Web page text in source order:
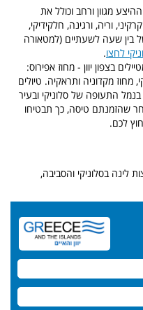
ההיצע מגוון ורחב וכולל את
וריה, ורגינה, חלקידיקי,
בין שעה לשעתיים (למטאורה
לחצו.
בצפון יוון - מחוז אפירוס:
מחוז מקדוניה ותראקיה. טיולים
בנמל התעופה של סלוניקי ובעיר
שהזמנתם טיסה, כך תבטיחו
לכם.
לינה בסלוניקי והסביבה,